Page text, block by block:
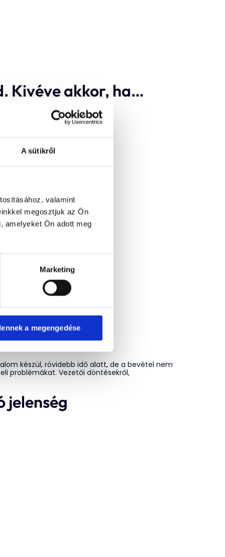
A sütikről
valamint
megosztjuk az Ön
amelyeket Ön adott meg
Marketing
a megengedése
Kivéve akkor, ha…
készül, rövidebb idő alatt, de a bevétel nem
problémákat. Vezetői döntésekről,
jelenség